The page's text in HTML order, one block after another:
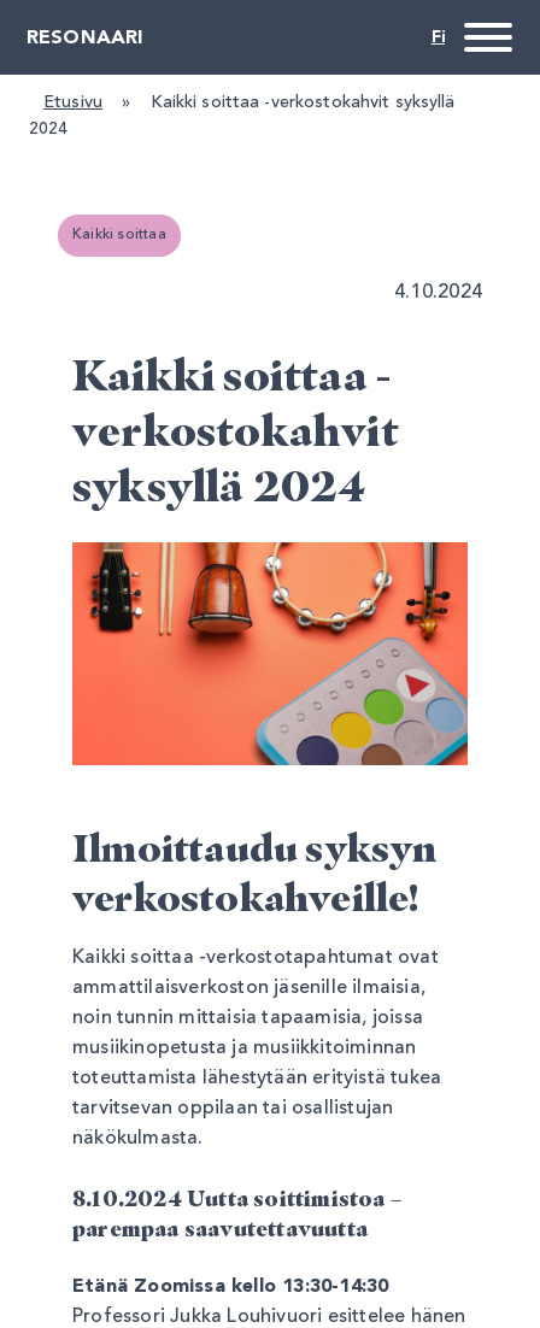
RESONAARI
Etusivu »
Kaikki soittaa -verkostokahvit syksyllä
2024
Kaikki soittaa
4.10.2024
Kaikki soittaa -
verkostokahvit
syksyllä 2024
Ilmoittaudu syksyn
verkostokahveille!
Kaikki soittaa -verkostotapahtumat ovat
ammattilaisverkoston jäsenille ilmaisia,
noin tunnin mittaisia tapaamisia, joissa
musiikinopetusta ja musiikkitoiminnan
toteuttamista lähestytään erityistä tukea
tarvitsevan oppilaan tai osallistujan
näkökulmasta.
8.10.2024 Uutta soittimistoa –
parempaa saavutettavuutta
Etänä Zoomissa kello 13:30-14:30
Professori Jukka Louhivuori esittelee hänen